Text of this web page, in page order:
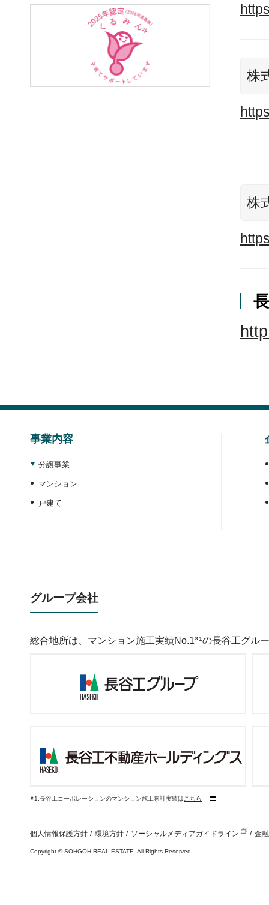
株
株
事業内容
分譲事業
マンション
戸建て
グループ会社
総合地所は、マンション施工実績No.1※1の長谷工グル
※1.長谷工コーポレーションのマンション施工累計実績は こちら
個人情報保護方針 環境方針 ソーシャルメディアガイドライン 金
Copyright ©SOHGOH REAL ESTATE. All Rights Reserved.